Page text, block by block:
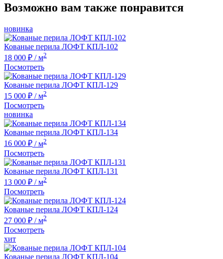
Возможно вам также понравится
новинка
Кованые перила ЛОФТ КПЛ-102
18 000 ₽ / м2
Посмотреть
Кованые перила ЛОФТ КПЛ-129
15 000 ₽ / м2
Посмотреть
новинка
Кованые перила ЛОФТ КПЛ-134
16 000 ₽ / м2
Посмотреть
Кованые перила ЛОФТ КПЛ-131
13 000 ₽ / м2
Посмотреть
Кованые перила ЛОФТ КПЛ-124
27 000 ₽ / м2
Посмотреть
хит
Кованые перила ЛОФТ КПЛ-104